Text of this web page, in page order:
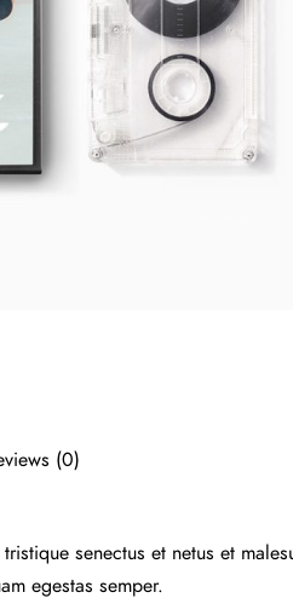
(0)
tristique senectus et netus et
egestas semper.